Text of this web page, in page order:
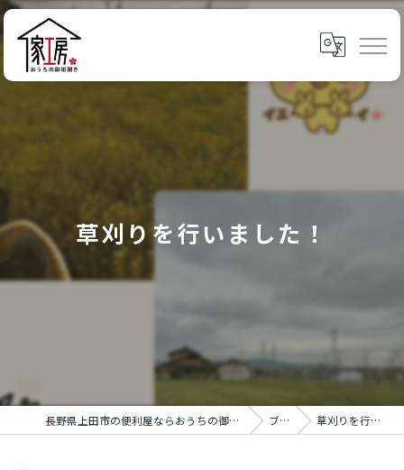
草刈りを行いました！
長野県上田市の便利屋ならおうちの御用聞き家工房 上田塩田店 ブログ 草刈りを行いました！